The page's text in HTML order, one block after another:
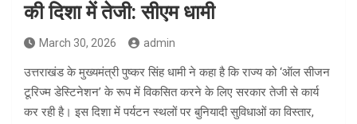
की दिशा में तेजी: सीएम धामी
March 30, 2026 admin
उत्तराखंड के मुख्यमंत्री पुष्कर सिंह धामी ने कहा है कि राज्य को ‘ऑल सीजन
टूरिज्म डेस्टिनेशन’ के रूप में विकसित करने के लिए सरकार तेजी से कार्य
कर रही है। इस दिशा में पर्यटन स्थलों पर बुनियादी सुविधाओं का विस्तार,